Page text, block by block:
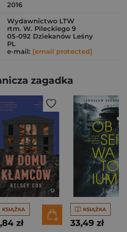
2016
Wydawnictwo LTW
rtm. W. Pileckiego 9
05-092 Dziekanów Leśny
PL
e-mail: [email protected]
zagadka
KSIĄŻKA
zł
KSIĄŻKA
33,49 zł